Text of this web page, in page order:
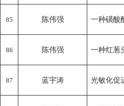
85 陈伟强 一种磺酸
86 陈伟强 一种红葱
87 蓝宇涛 光敏化促